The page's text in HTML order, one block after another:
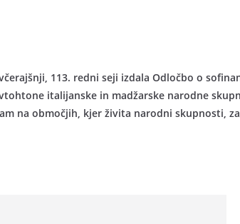
113. redni seji izdala Odločbo o
italijanske in madžarske narodne
na območjih, kjer živita narodni skupnosti,